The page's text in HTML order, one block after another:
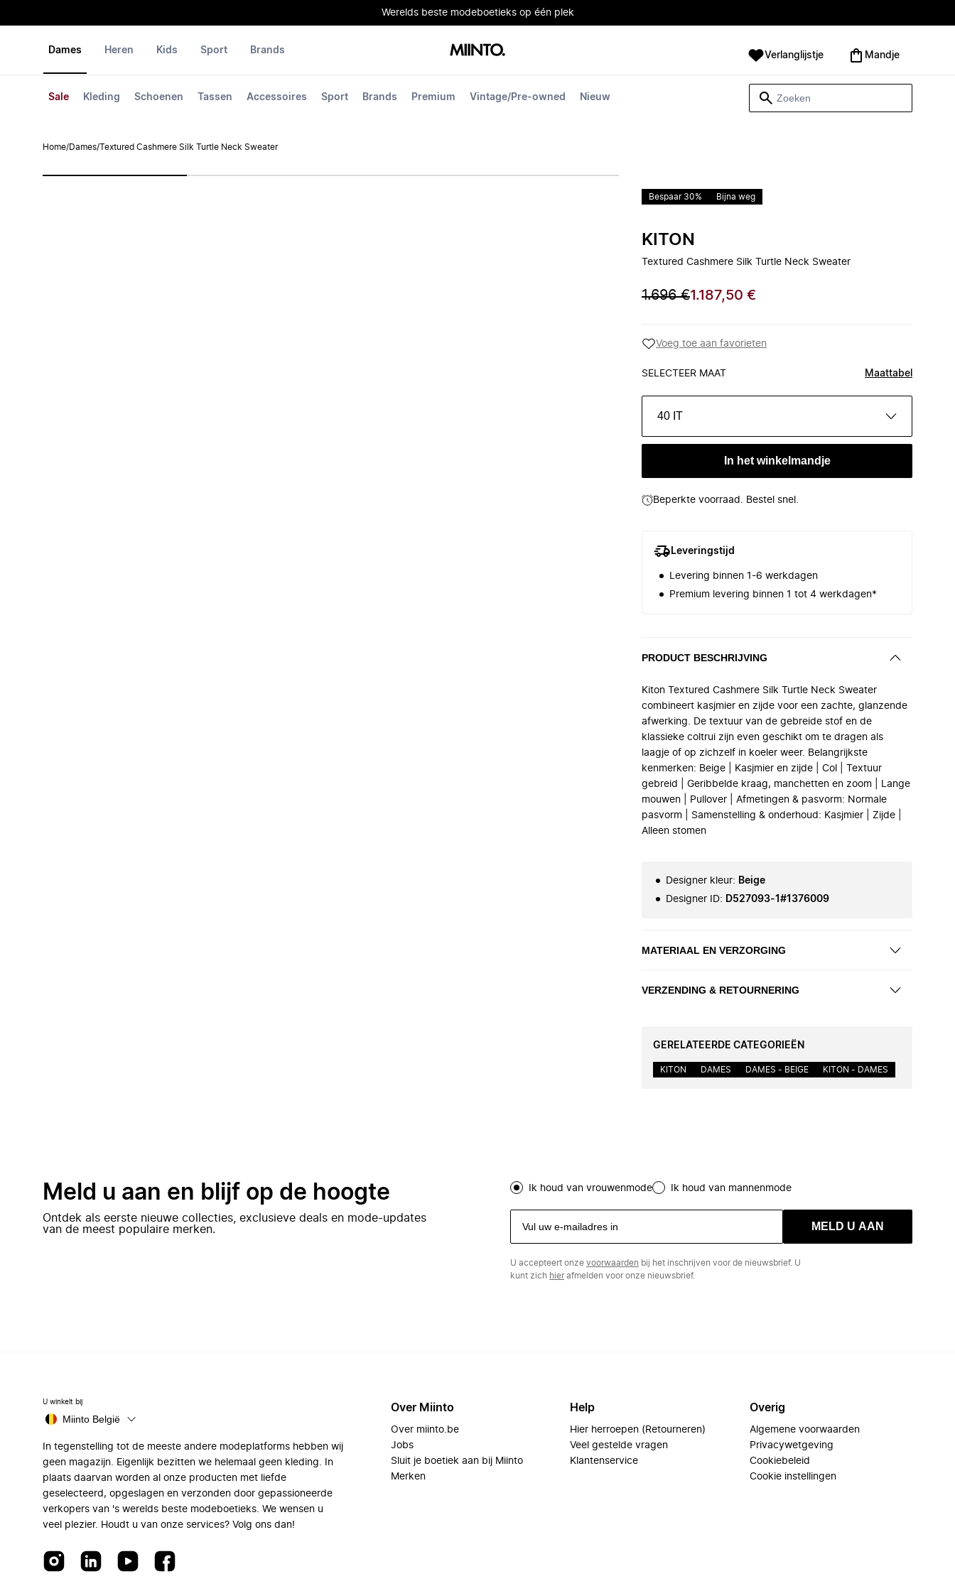
Werelds beste modeboetieks op één plek
Dames
Sale Kleding Schoenen Tassen Accessoires Sport Brands Premium Vintage/Pre-owned Nieuw
Heren Kids Sport Brands Verlanglijstje Mandje
Home/Dames/Textured Cashmere Silk Turtle Neck Sweater
Bespaar 30% Bijna weg
KITON
Textured Cashmere Silk Turtle Neck Sweater
1.696 €1.187,50 €
Voeg toe aan favorieten
SELECTEER MAAT Maattabel
40 IT
In het winkelmandje
Beperkte voorraad. Bestel snel.
Leveringstijd
Levering binnen 1-6 werkdagen
Premium levering binnen 1 tot 4 werkdagen*
PRODUCT BESCHRIJVING
Kiton Textured Cashmere Silk Turtle Neck Sweater
combineert kasjmier en zijde voor een zachte, glanzende
afwerking. De textuur van de gebreide stof en de
klassieke coltrui zijn even geschikt om te dragen als
laagje of op zichzelf in koeler weer. Belangrijkste
kenmerken: Beige | Kasjmier en zijde | Col | Textuur
gebreid | Geribbelde kraag, manchetten en zoom | Lange
mouwen | Pullover | Afmetingen & pasvorm: Normale
pasvorm | Samenstelling & onderhoud: Kasjmier | Zijde |
Alleen stomen
Designer kleur: Beige
Designer ID: D527093-1#1376009
MATERIAAL EN VERZORGING
VERZENDING & RETOURNERING
GERELATEERDE CATEGORIEËN
KITON DAMES DAMES - BEIGE KITON - DAMES
Meld u aan en blijf op de hoogte
Ontdek als eerste nieuwe collecties, exclusieve deals en mode-updates
van de meest populaire merken.
Ik houd van vrouwenmode Ik houd van mannenmode
MELD U AAN
U accepteert onze voorwaarden bij het inschrijven voor de nieuwsbrief. U
kunt zich hierafmelden voor onze nieuwsbrief.
U winkelt bij
Miinto België
In tegenstelling tot de meeste andere modeplatforms hebben wij
geen magazijn. Eigenlijk bezitten we helemaal geen kleding. In
plaats daarvan worden al onze producten met liefde
geselecteerd, opgeslagen en verzonden door gepassioneerde
verkopers van 's werelds beste modeboetieks. We wensen u
veel plezier. Houdt u van onze services? Volg ons dan!
Over Miinto
Over miinto.be
Jobs
Sluit je boetiek aan bij Miinto
Merken
Help
Hier herroepen (Retourneren)
Veel gestelde vragen
Klantenservice
Overig
Algemene voorwaarden
Privacywetgeving
Cookiebeleid
Cookie instellingen